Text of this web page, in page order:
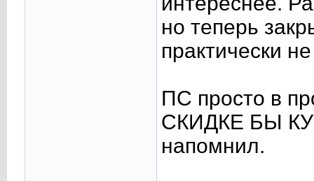
но теперь
практически
ПС просто в
СКИДКЕ БЫ
напомнил.